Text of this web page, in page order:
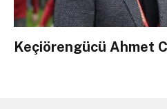
Keçiörengücü Ahmet